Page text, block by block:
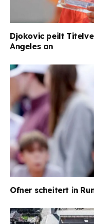
Djokovic peilt
Angeles an
Ofner scheitert in